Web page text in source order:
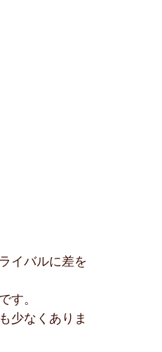
イバルに差を
。
少なくありま